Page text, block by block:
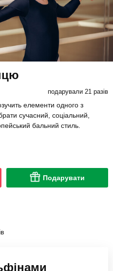
подарували 21 разів
елементи одного з
сучасний, соціальний,
бальний стиль.
Подарувати